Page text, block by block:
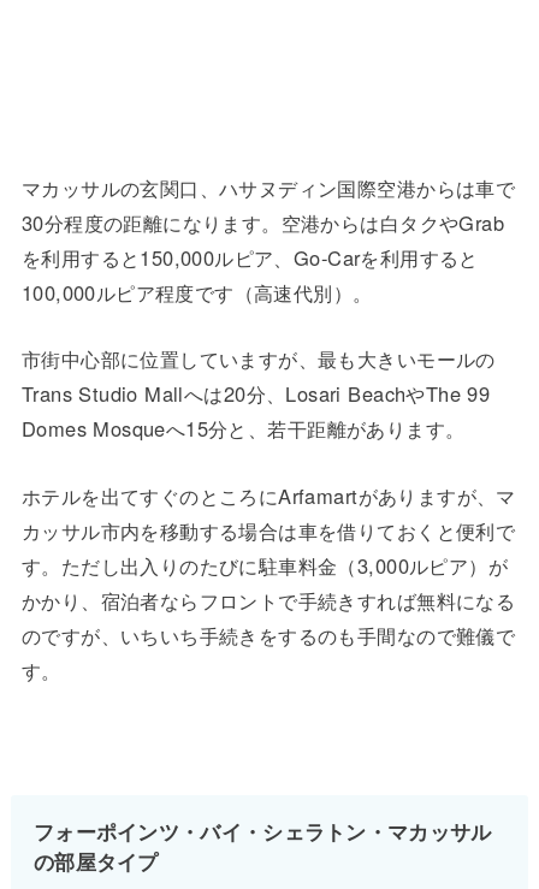
マカッサルの玄関口、ハサヌディン国際空港からは車で
30分程度の距離になります。空港からは白タクやGrab
を利用すると150,000ルピア、Go-Carを利用すると
100,000ルピア程度です（高速代別）。
市街中心部に位置していますが、最も大きいモールの
Trans Studio Mallへは20分、Losari BeachやThe 99
Domes Mosqueへ15分と、若干距離があります。
ホテルを出てすぐのところにArfamartがありますが、マ
カッサル市内を移動する場合は車を借りておくと便利で
す。ただし出入りのたびに駐車料金（3,000ルピア）が
かかり、宿泊者ならフロントで手続きすれば無料になる
のですが、いちいち手続きをするのも手間なので難儀で
す。
フォーポインツ・バイ・シェラトン・マカッサル
の部屋タイプ